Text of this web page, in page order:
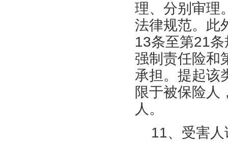
理、分别审理
法律规范。此
13条至第21
强制责任险和
承担。提起该
限于被保险人
人。
11、受害